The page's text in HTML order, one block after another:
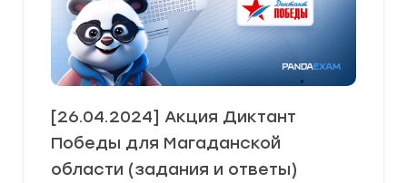
[26.04.2024] Акция Диктант
Победы для Магаданской
области (задания и ответы)